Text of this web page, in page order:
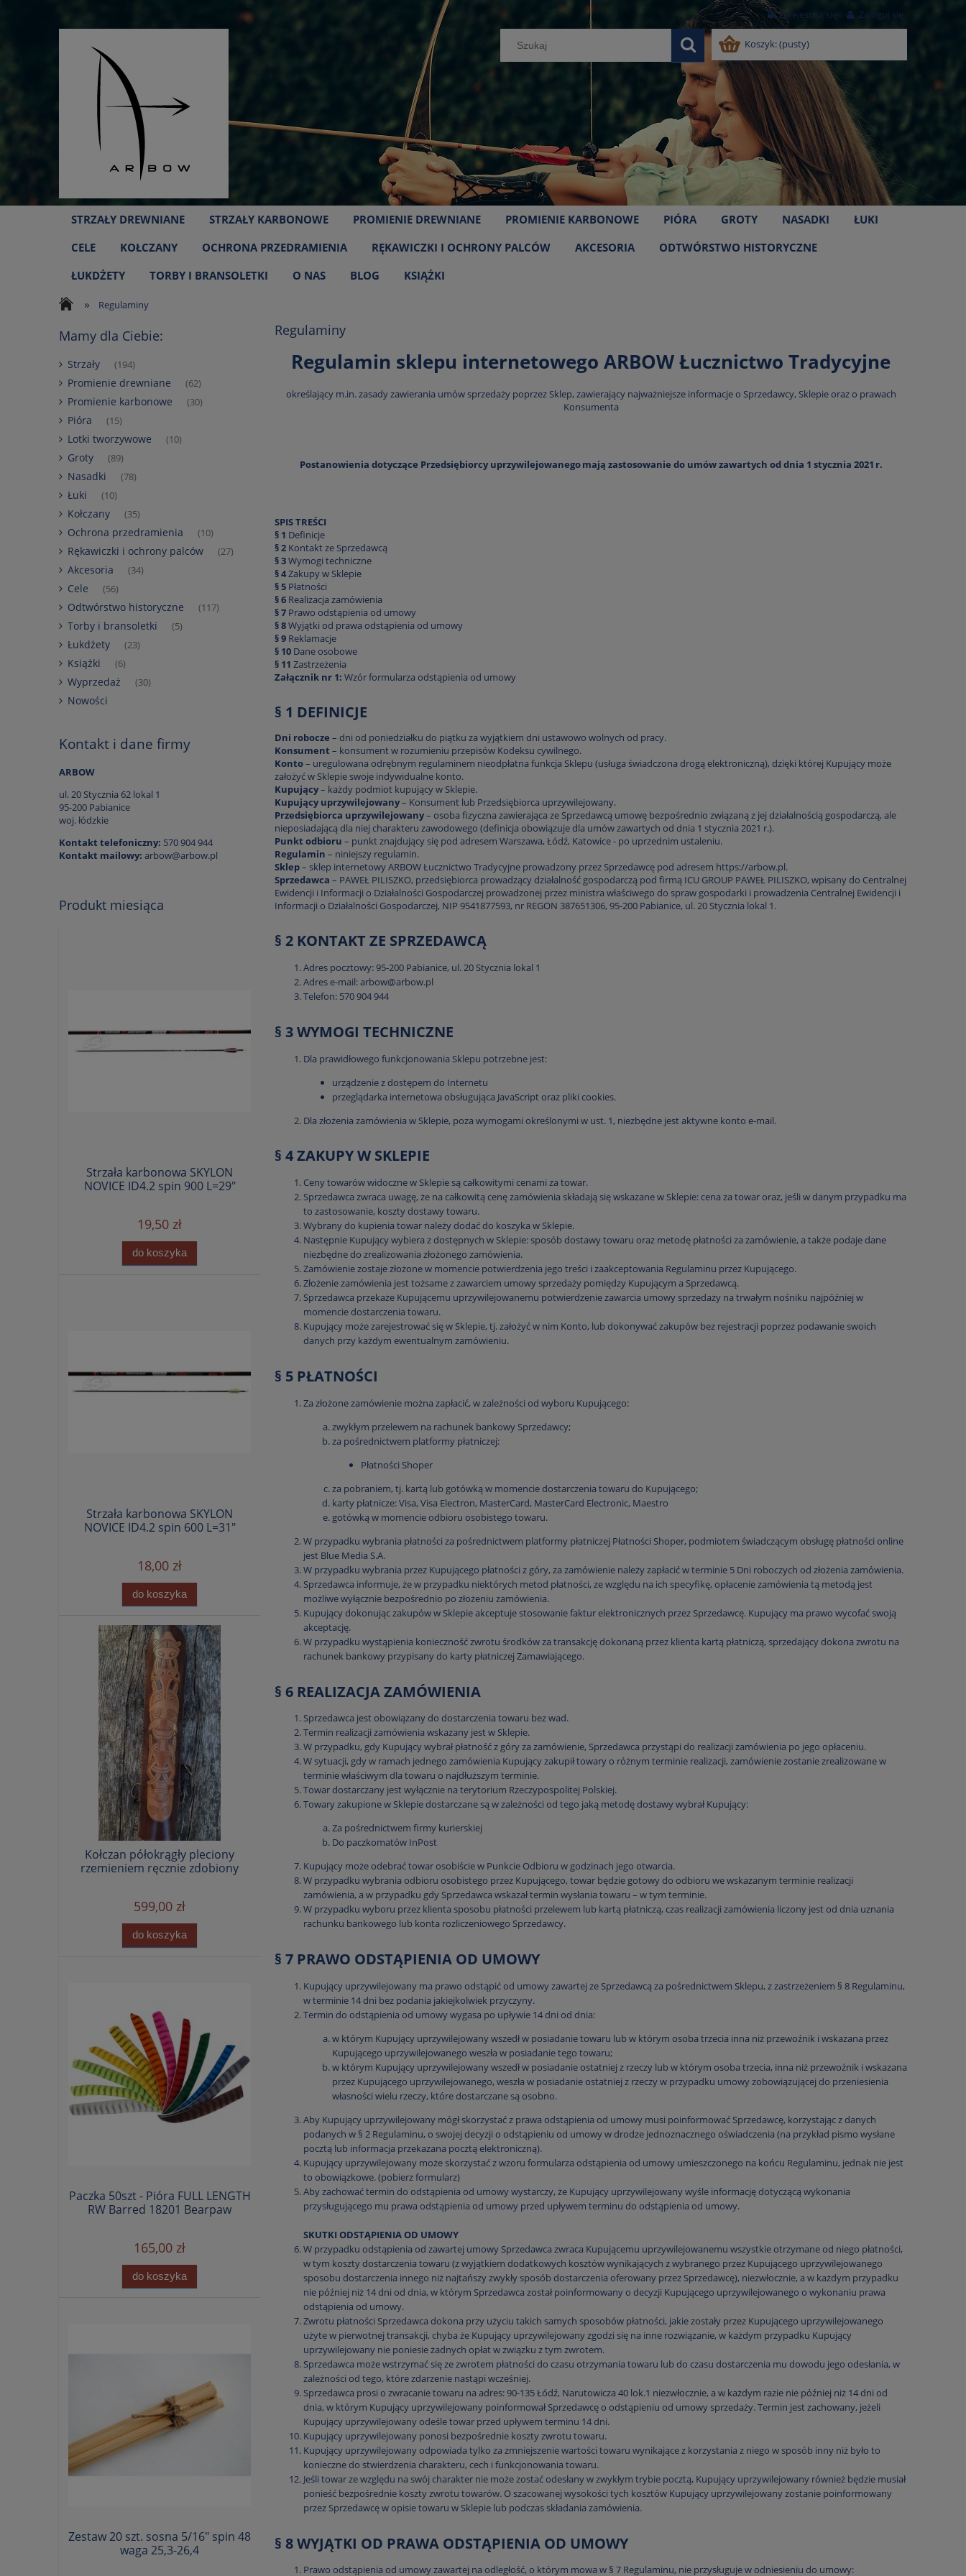
Zarejestruj się Zaloguj się
Koszyk:(pusty)
STRZAŁY DREWNIANE STRZAŁY KARBONOWE PROMIENIE DREWNIANE PROMIENIE KARBONOWE PIÓRA GROTY NASADKI
ŁUKI
CELE
KOŁCZANY OCHRONA PRZEDRAMIENIA RĘKAWICZKI I OCHRONY PALCÓW AKCESORIA
ODTWÓRSTWO HISTORYCZNE
ŁUKDŻETY
TORBY I BRANSOLETKI O NAS BLOG KSIĄŻKI
» Regulaminy
Mamy dla Ciebie:
Strzały (194)
Promienie drewniane (62)
Promienie karbonowe (30)
Pióra (15)
Lotki tworzywowe (10)
Groty (89)
Nasadki (78)
Łuki (10)
Kołczany (35)
Ochrona przedramienia (10)
Rękawiczki i ochrony palców (27)
Akcesoria (34)
Cele (56)
Odtwórstwo historyczne (117)
Torby i bransoletki (5)
Łukdżety (23)
Książki (6)
Wyprzedaż (30)
Nowości
Kontakt i dane firmy
ARBOW
ul. 20 Stycznia 62 lokal 1
95-200 Pabianice
woj. łódzkie
Kontakt telefoniczny: 570 904 944
Kontakt mailowy: arbow@arbow.pl
Produkt miesiąca
Strzała karbonowa SKYLON
NOVICE ID4.2 spin 900 L=29"
19,50 zł
do koszyka
Strzała karbonowa SKYLON
NOVICE ID4.2 spin 600 L=31"
18,00 zł
do koszyka
Kołczan półokrągły pleciony
rzemieniem ręcznie zdobiony
599,00 zł
do koszyka
Paczka 50szt - Pióra FULL LENGTH
RW Barred 18201 Bearpaw
165,00 zł
do koszyka
Zestaw 20 szt. sosna 5/16" spin 48
waga 25,3-26,4
Regulaminy
Regulamin sklepu internetowego ARBOW Łucznictwo Tradycyjne
określający m.in. zasady zawierania umów sprzedaży poprzez Sklep, zawierający najważniejsze informacje o Sprzedawcy, Sklepie oraz o prawach
Konsumenta
Postanowienia dotyczące Przedsiębiorcy uprzywilejowanego mają zastosowanie do umów zawartych od dnia 1 stycznia 2021 r.
SPIS TREŚCI
§ 1 Definicje
§ 2 Kontakt ze Sprzedawcą
§ 3Wymogi techniczne
§ 4Zakupy w Sklepie
§ 5 Płatności
§ 6 Realizacja zamówienia
§ 7 Prawo odstąpienia od umowy
§ 8Wyjątki od prawa odstąpienia od umowy
§ 9 Reklamacje
§ 10 Dane osobowe
§ 11 Zastrzeżenia
Załącznik nr 1: Wzór formularza odstąpienia od umowy
§ 1 DEFINICJE
Dni robocze – dni od poniedziałku do piątku za wyjątkiem dni ustawowo wolnych od pracy.
Konsument – konsument w rozumieniu przepisów Kodeksu cywilnego.
Konto– uregulowana odrębnym regulaminem nieodpłatna funkcja Sklepu (usługa świadczona drogą elektroniczną), dzięki której Kupujący może
założyć w Sklepie swoje indywidualne konto.
Kupujący– każdy podmiot kupujący w Sklepie.
Kupujący uprzywilejowany– Konsument lub Przedsiębiorca uprzywilejowany.
Przedsiębiorca uprzywilejowany– osoba fizyczna zawierająca ze Sprzedawcą umowę bezpośrednio związaną z jej działalnością gospodarczą, ale
nieposiadającą dla niej charakteru zawodowego (definicja obowiązuje dla umów zawartych od dnia 1 stycznia 2021 r.).
Punkt odbioru – punkt znajdujący się pod adresem Warszawa, Łódź, Katowice - po uprzednim ustaleniu.
Regulamin – niniejszy regulamin.
Sklep– sklep internetowy ARBOW Łucznictwo Tradycyjne prowadzony przez Sprzedawcę pod adresem https://arbow.pl.
Sprzedawca – PAWEŁ PILISZKO, przedsiębiorca prowadzący działalność gospodarczą pod firmą ICU GROUP PAWEŁ PILISZKO, wpisany do Centralnej
Ewidencji i Informacji o Działalności Gospodarczej prowadzonej przez ministra właściwego do spraw gospodarki i prowadzenia Centralnej Ewidencji i
Informacji o Działalności Gospodarczej, NIP 9541877593, nr REGON 387651306, 95-200 Pabianice, ul. 20 Stycznia lokal 1.
§ 2 KONTAKT ZE SPRZEDAWCĄ
Adres pocztowy: 95-200 Pabianice, ul. 20 Stycznia lokal 1
Adres e-mail: arbow@arbow.pl
Telefon: 570 904 944
§ 3 WYMOGI TECHNICZNE
Dla prawidłowego funkcjonowania Sklepu potrzebne jest:
urządzenie z dostępem do Internetu
przeglądarka internetowa obsługująca JavaScript oraz pliki cookies.
Dla złożenia zamówienia w Sklepie, poza wymogami określonymi w ust. 1, niezbędne jest aktywne konto e-mail.
§ 4 ZAKUPY W SKLEPIE
Ceny towarów widoczne w Sklepie są całkowitymi cenami za towar.
Sprzedawca zwraca uwagę, że na całkowitą cenę zamówienia składają się wskazane w Sklepie: cena za towar oraz, jeśli w danym przypadku ma
to zastosowanie, koszty dostawy towaru.
Wybrany do kupienia towar należy dodać do koszyka w Sklepie.
Następnie Kupujący wybiera z dostępnych w Sklepie: sposób dostawy towaru oraz metodę płatności za zamówienie, a także podaje dane
niezbędne do zrealizowania złożonego zamówienia.
Zamówienie zostaje złożone w momencie potwierdzenia jego treści i zaakceptowania Regulaminu przez Kupującego.
Złożenie zamówienia jest tożsame z zawarciem umowy sprzedaży pomiędzy Kupującym a Sprzedawcą.
Sprzedawca przekaże Kupującemu uprzywilejowanemu potwierdzenie zawarcia umowy sprzedaży na trwałym nośniku najpóźniej w
momencie dostarczenia towaru.
Kupujący może zarejestrować się w Sklepie, tj. założyć w nim Konto, lub dokonywać zakupów bez rejestracji poprzez podawanie swoich
danych przy każdym ewentualnym zamówieniu.
§ 5 PŁATNOŚCI
Za złożone zamówienie można zapłacić, w zależności od wyboru Kupującego:
zwykłym przelewem na rachunek bankowy Sprzedawcy;
za pośrednictwem platformy płatniczej:
Płatności Shoper
za pobraniem, tj. kartą lub gotówką w momencie dostarczenia towaru do Kupującego;
karty płatnicze: Visa, Visa Electron, MasterCard, MasterCard Electronic, Maestro
gotówką w momencie odbioru osobistego towaru.
W przypadku wybrania płatności za pośrednictwem platformy płatniczej Płatności Shoper, podmiotem świadczącym obsługę płatności online
jest Blue Media S.A.
W przypadku wybrania przez Kupującego płatności z góry, za zamówienie należy zapłacić w terminie 5 Dni roboczych od złożenia zamówienia.
Sprzedawca informuje, że w przypadku niektórych metod płatności, ze względu na ich specyfikę, opłacenie zamówienia tą metodą jest
możliwe wyłącznie bezpośrednio po złożeniu zamówienia.
Kupujący dokonując zakupów w Sklepie akceptuje stosowanie faktur elektronicznych przez Sprzedawcę. Kupujący ma prawo wycofać swoją
akceptację.
W przypadku wystąpienia konieczność zwrotu środków za transakcję dokonaną przez klienta kartą płatniczą, sprzedający dokona zwrotu na
rachunek bankowy przypisany do karty płatniczej Zamawiającego.
§ 6 REALIZACJA ZAMÓWIENIA
Sprzedawca jest obowiązany do dostarczenia towaru bez wad.
Termin realizacji zamówienia wskazany jest w Sklepie.
W przypadku, gdy Kupujący wybrał płatność z góry za zamówienie, Sprzedawca przystąpi do realizacji zamówienia po jego opłaceniu.
W sytuacji, gdy w ramach jednego zamówienia Kupujący zakupił towary o różnym terminie realizacji, zamówienie zostanie zrealizowane w
terminie właściwym dla towaru o najdłuższym terminie.
Towar dostarczany jest wyłącznie na terytorium Rzeczypospolitej Polskiej.
Towary zakupione w Sklepie dostarczane są w zależności od tego jaką metodę dostawy wybrał Kupujący:
Za pośrednictwem firmy kurierskiej
Do paczkomatów InPost
Kupujący może odebrać towar osobiście w Punkcie Odbioru w godzinach jego otwarcia.
W przypadku wybrania odbioru osobistego przez Kupującego, towar będzie gotowy do odbioru we wskazanym terminie realizacji
zamówienia, a w przypadku gdy Sprzedawca wskazał termin wysłania towaru – w tym terminie.
W przypadku wyboru przez klienta sposobu płatności przelewem lub kartą płatniczą, czas realizacji zamówienia liczony jest od dnia uznania
rachunku bankowego lub konta rozliczeniowego Sprzedawcy.
§ 7 PRAWO ODSTĄPIENIA OD UMOWY
Kupujący uprzywilejowany ma prawo odstąpić od umowy zawartej ze Sprzedawcą za pośrednictwem Sklepu, z zastrzeżeniem § 8 Regulaminu,
w terminie 14 dni bez podania jakiejkolwiek przyczyny.
Termin do odstąpienia od umowy wygasa po upływie 14 dni od dnia:
w którym Kupujący uprzywilejowany wszedł w posiadanie towaru lub w którym osoba trzecia inna niż przewoźnik i wskazana przez
Kupującego uprzywilejowanego weszła w posiadanie tego towaru;
w którym Kupujący uprzywilejowany wszedł w posiadanie ostatniej z rzeczy lub w którym osoba trzecia, inna niż przewoźnik i wskazana
przez Kupującego uprzywilejowanego, weszła w posiadanie ostatniej z rzeczy w przypadku umowy zobowiązującej do przeniesienia
własności wielu rzeczy, które dostarczane są osobno.
Aby Kupujący uprzywilejowany mógł skorzystać z prawa odstąpienia od umowy musi poinformować Sprzedawcę, korzystając z danych
podanych w § 2 Regulaminu, o swojej decyzji o odstąpieniu od umowy w drodze jednoznacznego oświadczenia (na przykład pismo wysłane
pocztą lub informacja przekazana pocztą elektroniczną).
Kupujący uprzywilejowany może skorzystać z wzoru formularza odstąpienia od umowy umieszczonego na końcu Regulaminu, jednak nie jest
to obowiązkowe.(pobierz formularz)
Aby zachować termin do odstąpienia od umowy wystarczy, że Kupujący uprzywilejowany wyśle informację dotyczącą wykonania
przysługującego mu prawa odstąpienia od umowy przed upływem terminu do odstąpienia od umowy.
SKUTKI ODSTĄPIENIA OD UMOWY
W przypadku odstąpienia od zawartej umowy Sprzedawca zwraca Kupującemu uprzywilejowanemu wszystkie otrzymane od niego płatności,
w tym koszty dostarczenia towaru (z wyjątkiem dodatkowych kosztów wynikających z wybranego przez Kupującego uprzywilejowanego
sposobu dostarczenia innego niż najtańszy zwykły sposób dostarczenia oferowany przez Sprzedawcę), niezwłocznie, a w każdym przypadku
nie później niż 14 dni od dnia, w którym Sprzedawca został poinformowany o decyzji Kupującego uprzywilejowanego o wykonaniu prawa
odstąpienia od umowy.
Zwrotu płatności Sprzedawca dokona przy użyciu takich samych sposobów płatności, jakie zostały przez Kupującego uprzywilejowanego
użyte w pierwotnej transakcji, chyba że Kupujący uprzywilejowany zgodzi się na inne rozwiązanie, w każdym przypadku Kupujący
uprzywilejowany nie poniesie żadnych opłat w związku z tym zwrotem.
Sprzedawca może wstrzymać się ze zwrotem płatności do czasu otrzymania towaru lub do czasu dostarczenia mu dowodu jego odesłania, w
zależności od tego, które zdarzenie nastąpi wcześniej.
Sprzedawca prosi o zwracanie towaru na adres: 90-135 Łódź, Narutowicza 40 lok.1 niezwłocznie, a w każdym razie nie później niż 14 dni od
dnia, w którym Kupujący uprzywilejowany poinformował Sprzedawcę o odstąpieniu od umowy sprzedaży. Termin jest zachowany, jeżeli
Kupujący uprzywilejowany odeśle towar przed upływem terminu 14 dni.
Kupujący uprzywilejowany ponosi bezpośrednie koszty zwrotu towaru.
Kupujący uprzywilejowany odpowiada tylko za zmniejszenie wartości towaru wynikające z korzystania z niego w sposób inny niż było to
konieczne do stwierdzenia charakteru, cech i funkcjonowania towaru.
Jeśli towar ze względu na swój charakter nie może zostać odesłany w zwykłym trybie pocztą, Kupujący uprzywilejowany również będzie musiał
ponieść bezpośrednie koszty zwrotu towarów. O szacowanej wysokości tych kosztów Kupujący uprzywilejowany zostanie poinformowany
przez Sprzedawcę w opisie towaru w Sklepie lub podczas składania zamówienia.
§ 8 WYJĄTKI OD PRAWA ODSTĄPIENIA OD UMOWY
Prawo odstąpienia od umowy zawartej na odległość, o którym mowa w § 7 Regulaminu, nie przysługuje w odniesieniu do umowy: